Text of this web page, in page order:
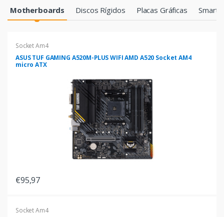
Products Grid
Motherboards Discos Rígidos Placas Gráficas
Socket Am4
ASUS TUF GAMING A520M-PLUS WIFI AMD A520 Socket AM4
micro ATX
€95,97
Socket Am4